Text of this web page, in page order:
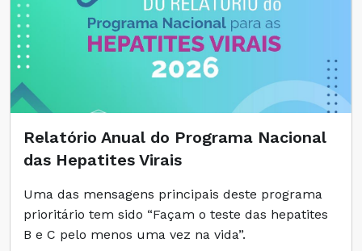
Relatório Anual do Programa Nacional
das Hepatites Virais
Uma das mensagens principais deste programa
prioritário tem sido “Façam o teste das hepatites
B e C pelo menos uma vez na vida”.